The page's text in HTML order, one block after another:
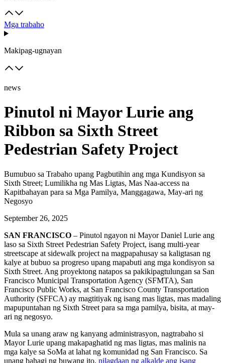
Mga trabaho
Makipag-ugnayan
news
Pinutol ni Mayor Lurie ang
Ribbon sa Sixth Street
Pedestrian Safety Project
Bumubuo sa Trabaho upang Pagbutihin ang mga Kundisyon sa
Sixth Street; Lumilikha ng Mas Ligtas, Mas Naa-access na
Kapitbahayan para sa Mga Pamilya, Manggagawa, May-ari ng
Negosyo
September 26, 2025
SAN FRANCISCO – Pinutol ngayon ni Mayor Daniel Lurie ang
laso sa Sixth Street Pedestrian Safety Project, isang multi-year
streetscape at sidewalk project na magpapahusay sa kaligtasan ng
kalye at bubuo sa progreso upang mapabuti ang mga kondisyon sa
Sixth Street. Ang proyektong natapos sa pakikipagtulungan sa San
Francisco Municipal Transportation Agency (SFMTA), San
Francisco Public Works, at San Francisco County Transportation
Authority (SFFCA) ay magtitiyak ng isang mas ligtas, mas madaling
mapupuntahan ng Sixth Street para sa mga pamilya, bisita, at may-
ari ng negosyo.
Mula sa unang araw ng kanyang administrasyon, nagtrabaho si
Mayor Lurie upang makapaghatid ng mas ligtas, mas malinis na
mga kalye sa SoMa at lahat ng komunidad ng San Francisco. Sa
unang bahagi ng buwang ito, nilagdaan ng alkalde ang isang